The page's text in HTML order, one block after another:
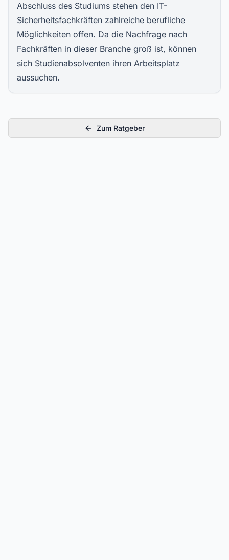
Abschluss des Studiums stehen den IT-
Sicherheitsfachkräften zahlreiche berufliche
Möglichkeiten offen. Da die Nachfrage nach
Fachkräften in dieser Branche groß ist, können
sich Studienabsolventen ihren Arbeitsplatz
aussuchen.
Zum Ratgeber